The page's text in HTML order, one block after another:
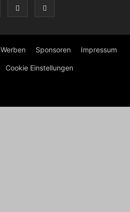
Werben Sponsoren Impressum
Cookie Einstellungen